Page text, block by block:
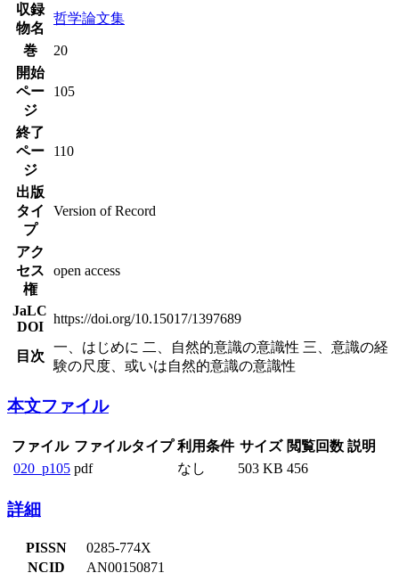
収録
物名
哲学論文集
巻
20
開始
ペー
ジ
105
終了
ペー
ジ
110
出版
タイ
プ
Version of Record
アク
セス
権
open access
JaLC
DOI
https://doi.org/10.15017/1397689
目次
一、はじめに 二、自然的意識の意識性 三、意識の経
験の尺度、或いは自然的意識の意識性
本文ファイル
ファイル ファイルタイプ 利用条件 サイズ 閲覧回数 説明
020_p105 pdf なし 503 KB 456
詳細
PISSN
0285-774X
NCID
AN00150871